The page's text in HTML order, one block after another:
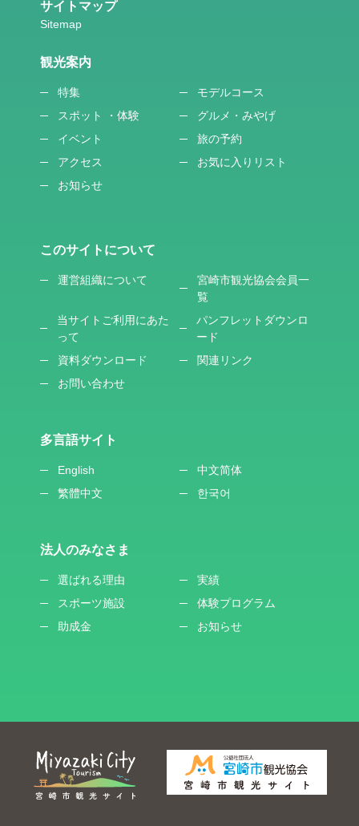
サイトマップ
観光案内
特集
モデルコース
スポット ・体験
グルメ・みやげ
イベント
旅の予約
アクセス
お気に入りリスト
お知らせ
このサイトについて
運営組織について
宮崎市観光協会会員一
覧
当サイトご利用にあた
って
パンフレットダウンロ
ード
資料ダウンロード
関連リンク
お問い合わせ
多言語サイト
English
中文简体
繁體中文
한국어
法人のみなさま
選ばれる理由
実績
スポーツ施設
体験プログラム
助成金
お知らせ